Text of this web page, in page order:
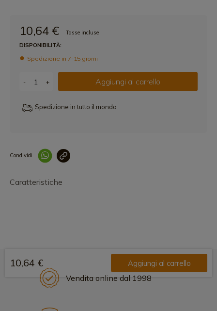
10,64 €
Tasse incluse
DISPONIBILITÀ:
Spedizione in 7-15 giorni
- + Aggiungi al carrello
Spedizione in tutto il mondo
Condividi
Caratteristiche
10,64 € Aggiungi al carrello
Vendita online dal 1998